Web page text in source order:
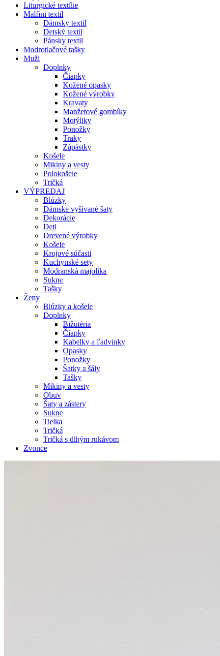
Liturgické textílie
Malfini textil
Dámsky textil
Detský textil
Pánsky textil
Modrotlačové tašky
Muži
Doplnky
Čiapky
Kožené opasky
Kožené výrobky
Kravaty
Manžetové gombíky
Motýliky
Ponožky
Traky
Zápästky
Košele
Mikiny a vesty
Polokošele
Tričká
VÝPREDAJ
Blúzky
Dámske vyšívané šaty
Dekorácie
Deti
Drevené výrobky
Košele
Krojové súčasti
Kuchynské sety
Modranská majolika
Sukne
Tašky
Ženy
Blúzky a košele
Doplnky
Bižutéria
Čiapky
Kabelky a ľadvinky
Opasky
Ponožky
Šatky a šály
Tašky
Mikiny a vesty
Obuv
Šaty a zástery
Sukne
Tielka
Tričká
Tričká s dlhým rukávom
Zvonce